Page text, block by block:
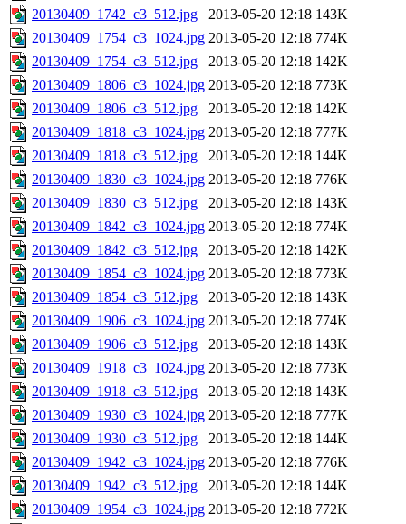
20130409_1742_c3_512.jpg
2013-05-20 12:18 143K
20130409_1754_c3_1024.jpg 2013-05-20 12:18 774K
20130409_1754_c3_512.jpg
2013-05-20 12:18 142K
20130409_1806_c3_1024.jpg 2013-05-20 12:18 773K
20130409_1806_c3_512.jpg
2013-05-20 12:18 142K
20130409_1818_c3_1024.jpg 2013-05-20 12:18 777K
20130409_1818_c3_512.jpg
2013-05-20 12:18 144K
20130409_1830_c3_1024.jpg 2013-05-20 12:18 776K
20130409_1830_c3_512.jpg
2013-05-20 12:18 143K
20130409_1842_c3_1024.jpg 2013-05-20 12:18 774K
20130409_1842_c3_512.jpg
2013-05-20 12:18 142K
20130409_1854_c3_1024.jpg 2013-05-20 12:18 773K
20130409_1854_c3_512.jpg
2013-05-20 12:18 143K
20130409_1906_c3_1024.jpg 2013-05-20 12:18 774K
20130409_1906_c3_512.jpg
2013-05-20 12:18 143K
20130409_1918_c3_1024.jpg 2013-05-20 12:18 773K
20130409_1918_c3_512.jpg
2013-05-20 12:18 143K
20130409_1930_c3_1024.jpg 2013-05-20 12:18 777K
20130409_1930_c3_512.jpg
2013-05-20 12:18 144K
20130409_1942_c3_1024.jpg 2013-05-20 12:18 776K
20130409_1942_c3_512.jpg
2013-05-20 12:18 144K
20130409_1954_c3_1024.jpg 2013-05-20 12:18 772K